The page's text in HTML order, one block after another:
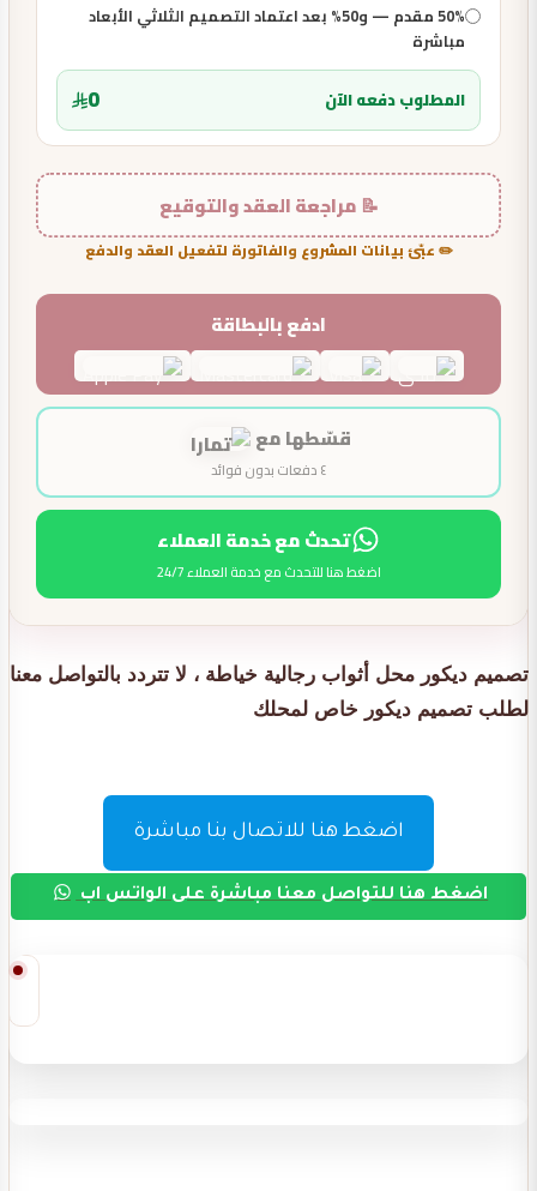
50% مقدم — و50% بعد اعتماد التصميم الثلاثي الأبعاد
مباشرة
المطلوب دفعه الآن 0
📝 مراجعة العقد والتوقيع
✏️ عبّئ بيانات المشروع والفاتورة لتفعيل العقد والدفع
ادفع بالبطاقة
قسّطها مع
٤ دفعات بدون فوائد
تحدث مع خدمة العملاء
اضغط هنا للتحدث مع خدمة العملاء 24/7
تصميم ديكور محل أثواب رجالية خياطة ، لا تتردد بالتواصل معنا
لطلب تصميم ديكور خاص لمحلك
اضغط هنا للاتصال بنا مباشرة
اضغط هنا للتواصل معنا مباشرة على الواتس اب